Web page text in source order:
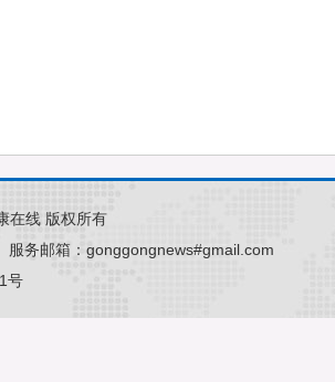
在线 版权所有
服务邮箱：gonggongnews#gmail.com
号